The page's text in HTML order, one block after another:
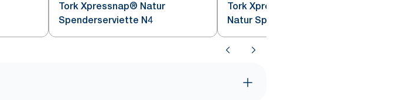
Tork Xpressnap® Natur
Spenderserviette N4
Tork Xpressnap® Extra Soft
Natur Spenderserviette N4